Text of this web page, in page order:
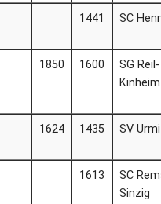
1441 SC
1850 1600
SG Reil-
Kinheim
1624 1435 SV
1613
SC
Sinzig